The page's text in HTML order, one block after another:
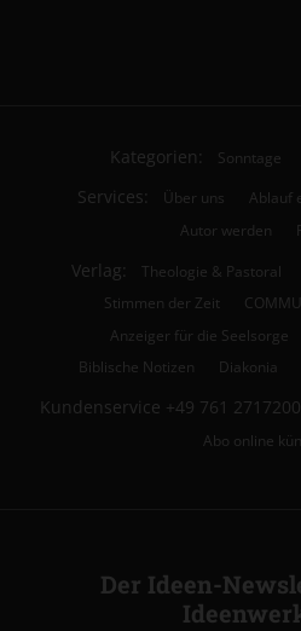
Kategorien: Sonntage
Services: Über uns
Ablauf
Autor werden
Verlag: Theologie & Pastoral
Stimmen der Zeit
Anzeiger für die Seelsorge
Biblische Notizen
Diakonia
Kundenservice +49 761 2717200
Abo online
Der Ideen-